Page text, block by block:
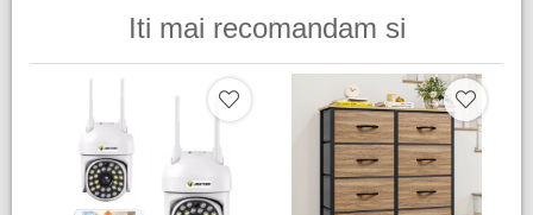
Iti mai recomandam si